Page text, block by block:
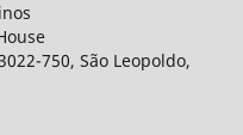
750, São Leopoldo,